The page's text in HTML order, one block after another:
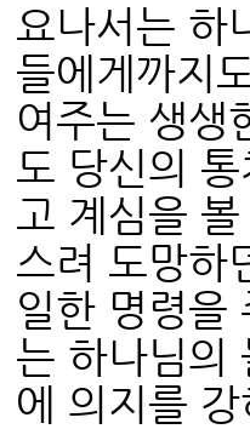
요나서는 하
들에게까지
여주는 생생
도 당신의
고 계심을
스려 도망하
일한 명령을
는 하나님의
에 의지를